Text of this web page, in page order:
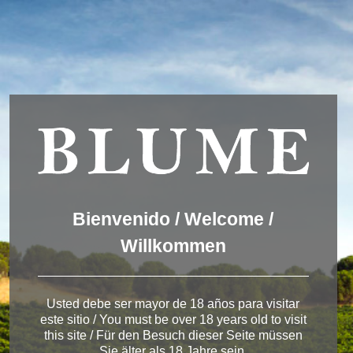
ENGLISH
ESPAÑOL
DEUTSCH
Winery Rueda
< Winery in Rueda
We are using cookies to give you the best experience on our
website.
You can find out more about which cookies we are using or
Bienvenido / Welcome /
Willkommen
Usted debe ser mayor de 18 años para visitar
este sitio / You must be over 18 years old to visit
this site / Für den Besuch dieser Seite müssen